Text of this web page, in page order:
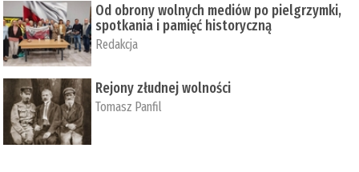
Od obrony wolnych mediów po pielgrzymki,
spotkania i pamięć historyczną
Redakcja
Rejony złudnej wolności
Tomasz Panfil